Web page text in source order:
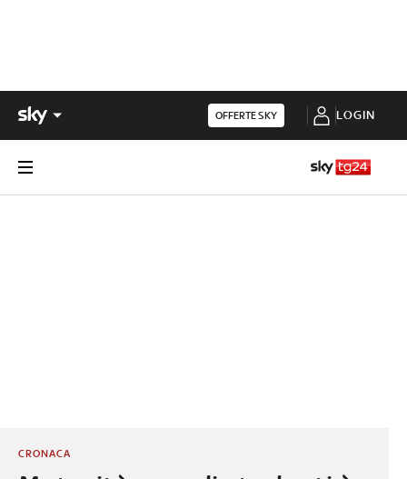
OFFERTE SKY LOGIN
CRONACA